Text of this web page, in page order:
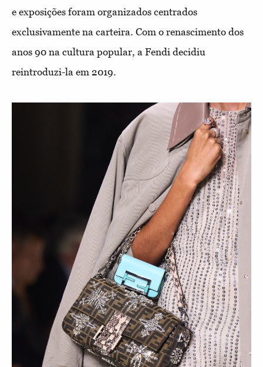
e exposições foram organizados centrados
exclusivamente na carteira. Com o renascimento dos
anos 90 na cultura popular, a Fendi decidiu
reintroduzi-la em 2019.